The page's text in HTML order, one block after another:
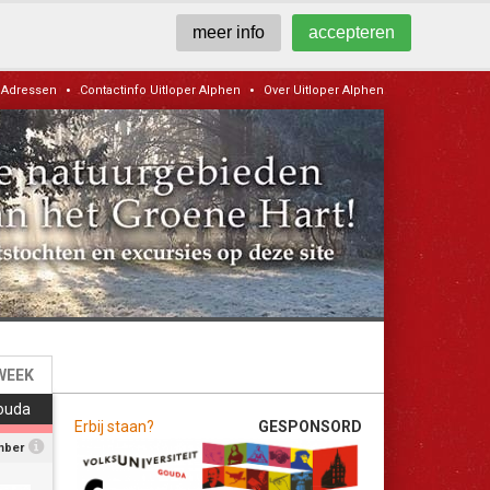
accepteren
meer info
Adressen • Contactinfo Uitloper Alphen • Over Uitloper Alphen
Erbij staan? GESPONSORD